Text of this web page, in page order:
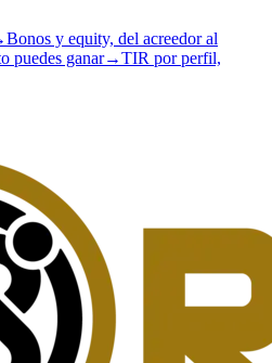
Bonos y equity, del acreedor al
puedes ganar→TIR por perfil,